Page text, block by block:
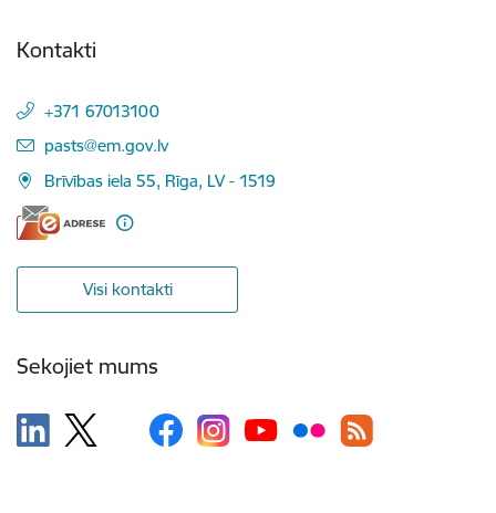
Kontakti
+371 67013100
E-pasts:
pasts@em.gov.lv
Brīvības iela 55, Rīga, LV - 1519
Visi kontakti
Sekojiet mums